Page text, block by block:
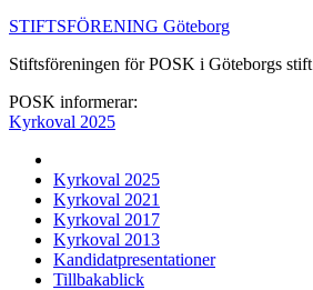
STIFTSFÖRENING Göteborg
Stiftsföreningen för POSK i Göteborgs stift
POSK informerar:
Kyrkoval 2025
Kyrkoval 2025
Kyrkoval 2021
Kyrkoval 2017
Kyrkoval 2013
Kandidatpresentationer
Tillbakablick